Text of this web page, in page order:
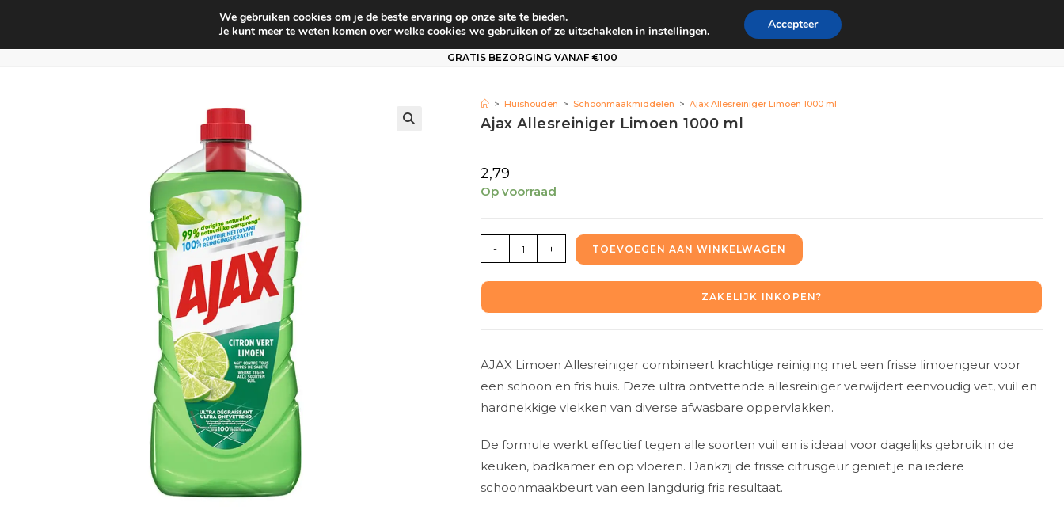
Huishouden Interieur parfum Babyverzorging Persoonlijke verzorging Voordeel Zakelijk
GRATIS BEZORGING VANAF €100
> Huishouden > Schoonmaakmiddelen > Ajax Allesreiniger Limoen 1000 ml
Ajax Allesreiniger Limoen 1000 ml
2,79
Op voorraad
- + TOEVOEGEN AAN WINKELWAGEN
ZAKELIJK INKOPEN?
AJAX Limoen Allesreiniger combineert krachtige reiniging met een frisse limoengeur voor
een schoon en fris huis. Deze ultra ontvettende allesreiniger verwijdert eenvoudig vet, vuil en
hardnekkige vlekken van diverse afwasbare oppervlakken.
De formule werkt effectief tegen alle soorten vuil en is ideaal voor dagelijks gebruik in de
keuken, badkamer en op vloeren. Dankzij de frisse citrusgeur geniet je na iedere
schoonmaakbeurt van een langdurig fris resultaat.
We gebruiken cookies om je de beste ervaring op onze site te bieden.
Je kunt meer te weten komen over welke cookies we gebruiken of ze uitschakelen in instellingen. Accepteer